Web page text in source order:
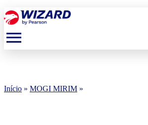
menu
Início » MOGI MIRIM »